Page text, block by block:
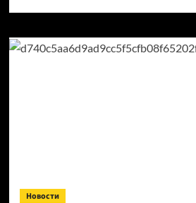
Новости